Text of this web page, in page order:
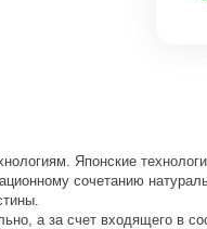
Японские
сочетанию
а за счет входящего в